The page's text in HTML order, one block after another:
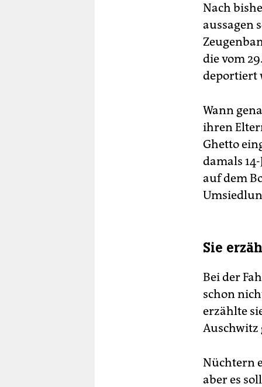
Nach
aussagen
die vom
deportiert
Wann
ihren
Ghetto
damals
auf dem
Sie
Bei der
schon
erzählte
Auschwitz
Nüchtern
aber es